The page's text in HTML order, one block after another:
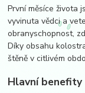
První měsíce života
vyvinuta vědci a
obranyschopnost,
Díky obsahu
štěně v citlivém
Hlavní benefity